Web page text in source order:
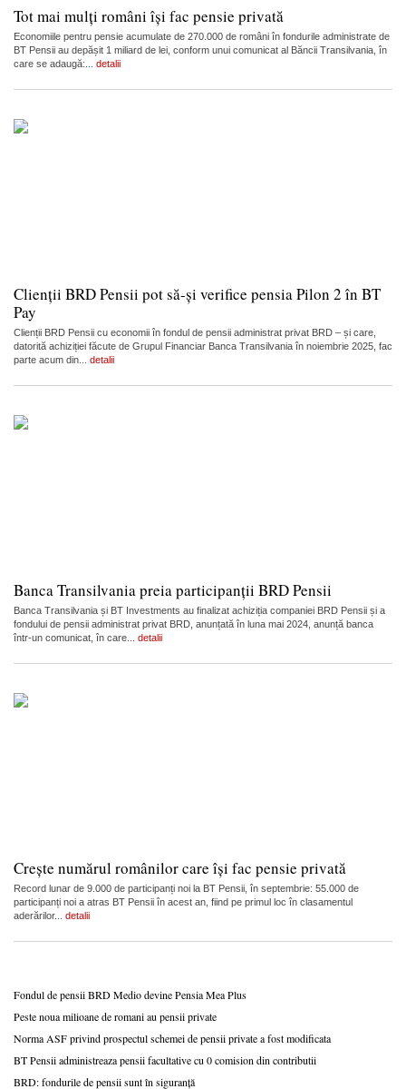
Tot mai mulți români își fac pensie privată
Economiile pentru pensie acumulate de 270.000 de români în fondurile administrate de
BT Pensii au depășit 1 miliard de lei, conform unui comunicat al Băncii Transilvania, în
care se adaugă:... detalii
Clienții BRD Pensii pot să-și verifice pensia Pilon 2 în BT
Pay
Clienții BRD Pensii cu economii în fondul de pensii administrat privat BRD – și care,
datorită achiziției făcute de Grupul Financiar Banca Transilvania în noiembrie 2025, fac
parte acum din... detalii
Banca Transilvania preia participanții BRD Pensii
Banca Transilvania și BT Investments au finalizat achiziția companiei BRD Pensii și a
fondului de pensii administrat privat BRD, anunțată în luna mai 2024, anunță banca
într-un comunicat, în care... detalii
Crește numărul românilor care își fac pensie privată
Record lunar de 9.000 de participanți noi la BT Pensii, în septembrie: 55.000 de
participanți noi a atras BT Pensii în acest an, fiind pe primul loc în clasamentul
aderărilor... detalii
Fondul de pensii BRD Medio devine Pensia Mea Plus
Peste noua milioane de romani au pensii private
Norma ASF privind prospectul schemei de pensii private a fost modificata
BT Pensii administreaza pensii facultative cu 0 comision din contributii
BRD: fondurile de pensii sunt în siguranță